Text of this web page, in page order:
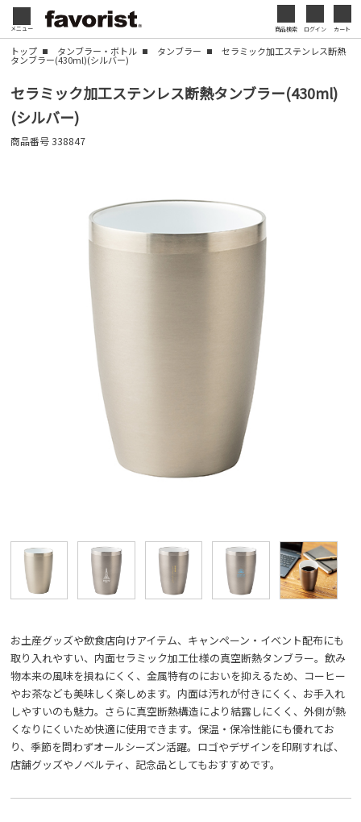
メニュー 商品検索 ログイン カート
トップ タンブラー・ボトル タンブラー セラミック加工ステンレス断熱
タンブラー(430ml)(シルバー)
セラミック加工ステンレス断熱タンブラー(430ml)
(シルバー)
商品番号338847
お土産グッズや飲食店向けアイテム、キャンペーン・イベント配布にも
取り入れやすい、内面セラミック加工仕様の真空断熱タンブラー。飲み
物本来の風味を損ねにくく、金属特有のにおいを抑えるため、コーヒー
やお茶なども美味しく楽しめます。内面は汚れが付きにくく、お手入れ
しやすいのも魅力。さらに真空断熱構造により結露しにくく、外側が熱
くなりにくいため快適に使用できます。保温・保冷性能にも優れてお
り、季節を問わずオールシーズン活躍。ロゴやデザインを印刷すれば、
店舗グッズやノベルティ、記念品としてもおすすめです。
会社名・ロゴ・メッセージなどを印刷して、オリジ
ナルデザインのノベルティを制作できます。展示会
やセミナー、キャンペーンの販促品として、ブラン
ド認知度の向上にも効果的です。
閉じる